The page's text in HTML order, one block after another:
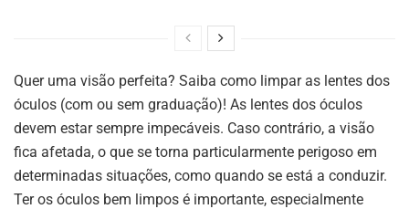
Quer uma visão perfeita? Saiba como limpar as lentes dos
óculos (com ou sem graduação)! As lentes dos óculos
devem estar sempre impecáveis. Caso contrário, a visão
fica afetada, o que se torna particularmente perigoso em
determinadas situações, como quando se está a conduzir.
Ter os óculos bem limpos é importante, especialmente